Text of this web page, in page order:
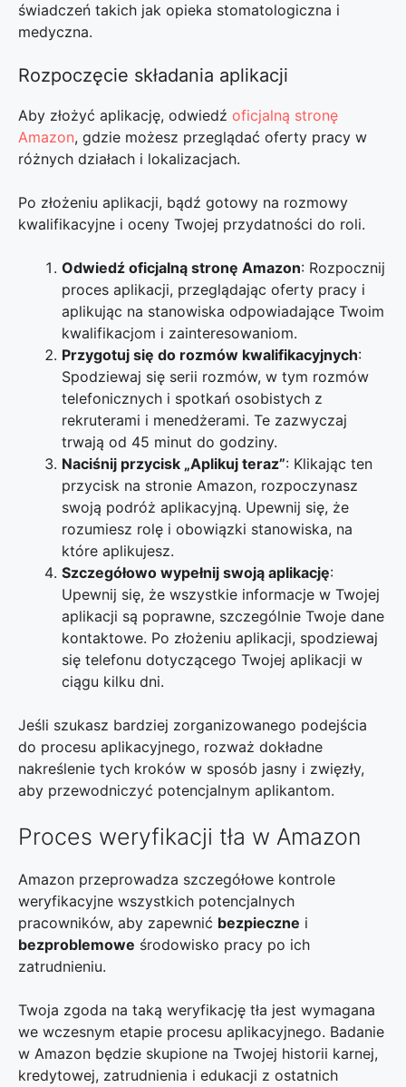
świadczeń takich jak opieka stomatologiczna i
medyczna.
Rozpoczęcie składania aplikacji
Aby złożyć aplikację, odwiedź oficjalną stronę
Amazon, gdzie możesz przeglądać oferty pracy w
różnych działach i lokalizacjach.
Po złożeniu aplikacji, bądź gotowy na rozmowy
kwalifikacyjne i oceny Twojej przydatności do roli.
Odwiedź oficjalną stronę Amazon: Rozpocznij
proces aplikacji, przeglądając oferty pracy i
aplikując na stanowiska odpowiadające Twoim
kwalifikacjom i zainteresowaniom.
Przygotuj się do rozmów kwalifikacyjnych:
Spodziewaj się serii rozmów, w tym rozmów
telefonicznych i spotkań osobistych z
rekruterami i menedżerami. Te zazwyczaj
trwają od 45 minut do godziny.
Naciśnij przycisk „Aplikuj teraz”: Klikając ten
przycisk na stronie Amazon, rozpoczynasz
swoją podróż aplikacyjną. Upewnij się, że
rozumiesz rolę i obowiązki stanowiska, na
które aplikujesz.
Szczegółowo wypełnij swoją aplikację:
Upewnij się, że wszystkie informacje w Twojej
aplikacji są poprawne, szczególnie Twoje dane
kontaktowe. Po złożeniu aplikacji, spodziewaj
się telefonu dotyczącego Twojej aplikacji w
ciągu kilku dni.
Jeśli szukasz bardziej zorganizowanego podejścia
do procesu aplikacyjnego, rozważ dokładne
nakreślenie tych kroków w sposób jasny i zwięzły,
aby przewodniczyć potencjalnym aplikantom.
Proces weryfikacji tła w Amazon
Amazon przeprowadza szczegółowe kontrole
weryfikacyjne wszystkich potencjalnych
pracowników, aby zapewnić bezpieczne i
bezproblemowe środowisko pracy po ich
zatrudnieniu.
Twoja zgoda na taką weryfikację tła jest wymagana
we wczesnym etapie procesu aplikacyjnego. Badanie
w Amazon będzie skupione na Twojej historii karnej,
kredytowej, zatrudnienia i edukacji z ostatnich